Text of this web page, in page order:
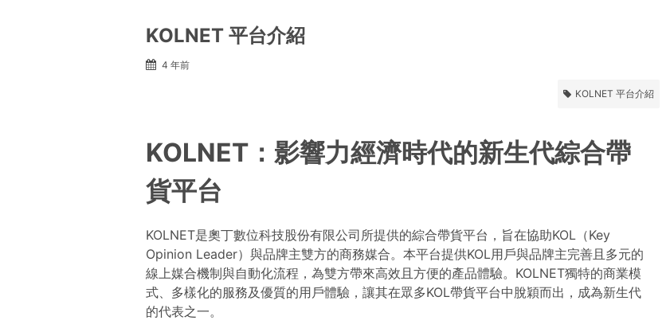
KOLNET 平台介紹
4 年前
KOLNET 平台介紹
KOLNET：影響力經濟時代的新生代綜合帶
貨平台
KOLNET是奧丁數位科技股份有限公司所提供的綜合帶貨平台，旨在協助KOL（Key
Opinion Leader）與品牌主雙方的商務媒合。本平台提供KOL用戶與品牌主完善且多元的
線上媒合機制與自動化流程，為雙方帶來高效且方便的產品體驗。KOLNET獨特的商業模
式、多樣化的服務及優質的用戶體驗，讓其在眾多KOL帶貨平台中脫穎而出，成為新生代
的代表之一。